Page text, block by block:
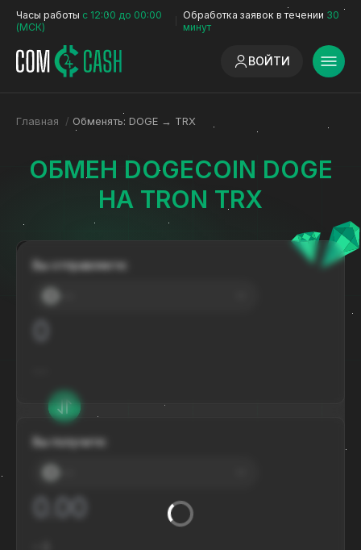
Часы работы с 12:00 до 00:00
(МСК)
Обработка заявок в течении 30
минут
ВОЙТИ
Главная / Обменять: DOGE → TRX
ОБМЕН DOGECOIN DOGE
НА TRON TRX
Вы отправляете:
Вы получите: